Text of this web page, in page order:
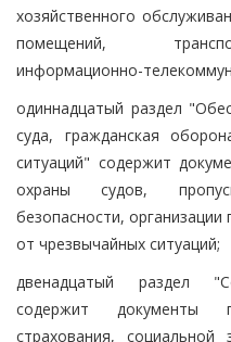
хозяйственного
помещений,
информационно-
одиннадцатый раздел
суда, гражданская
ситуаций" содержит
охраны судов,
безопасности,
от чрезвычайных ситуаций;
двенадцатый раздел
содержит документы
страхования,